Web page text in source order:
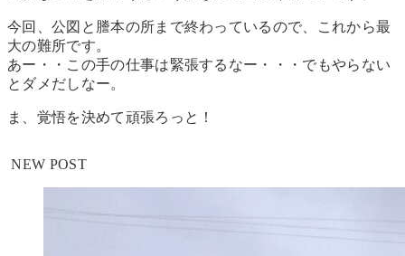
今回、公図と謄本の所まで終わっているので、これから最
大の難所です。
あー・・この手の仕事は緊張するなー・・・でもやらない
とダメだしなー。
ま、覚悟を決めて頑張ろっと！
NEW POST